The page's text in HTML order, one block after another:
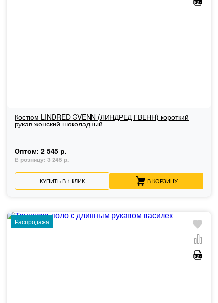
Костюм LINDRED GVENN (ЛИНДРЕД ГВЕНН) короткий
рукав женский шоколадный
Оптом: 2 545 р.
В розницу: 3 245 р.
КУПИТЬ В 1 КЛИК В КОРЗИНУ
Распродажа